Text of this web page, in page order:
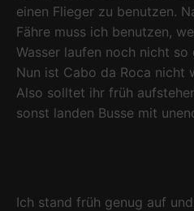
einen Flieger zu benutzen.
Fähre muss ich benutzen,
Wasser laufen noch nicht
Nun ist Cabo da Roca nicht
Also solltet ihr früh
sonst landen Busse mit
Ich stand früh genug auf